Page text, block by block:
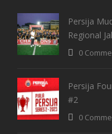
Persija
Regional
0
Persija
#2
0